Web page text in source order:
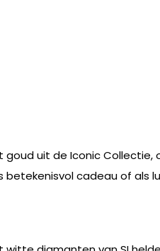
uit de Iconic
cadeau of als